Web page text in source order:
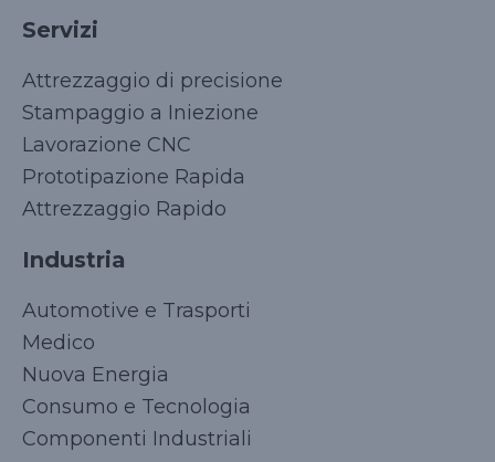
Servizi
Attrezzaggio di precisione
Stampaggio a Iniezione
Lavorazione CNC
Prototipazione Rapida
Attrezzaggio Rapido
Industria
Automotive e Trasporti
Medico
Nuova Energia
Consumo e Tecnologia
Componenti Industriali